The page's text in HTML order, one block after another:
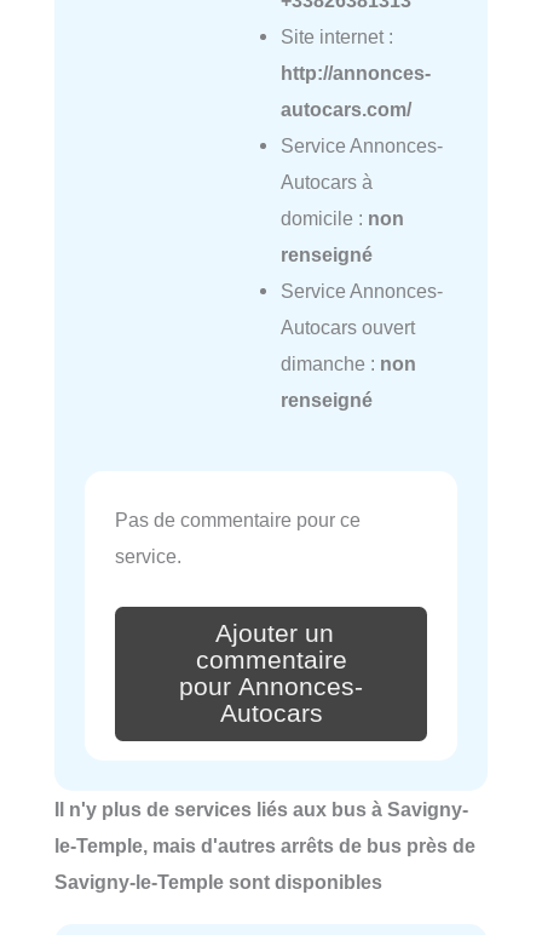
Site internet :
http://annonces-
autocars.com/
Service Annonces-
Autocars à
domicile : non
renseigné
Service Annonces-
Autocars ouvert
dimanche : non
renseigné
Pas de commentaire pour ce
service.
Ajouter un
commentaire
pour Annonces-
Autocars
Il n'y plus de services liés aux bus à Savigny-
le-Temple, mais d'autres arrêts de bus près de
Savigny-le-Temple sont disponibles